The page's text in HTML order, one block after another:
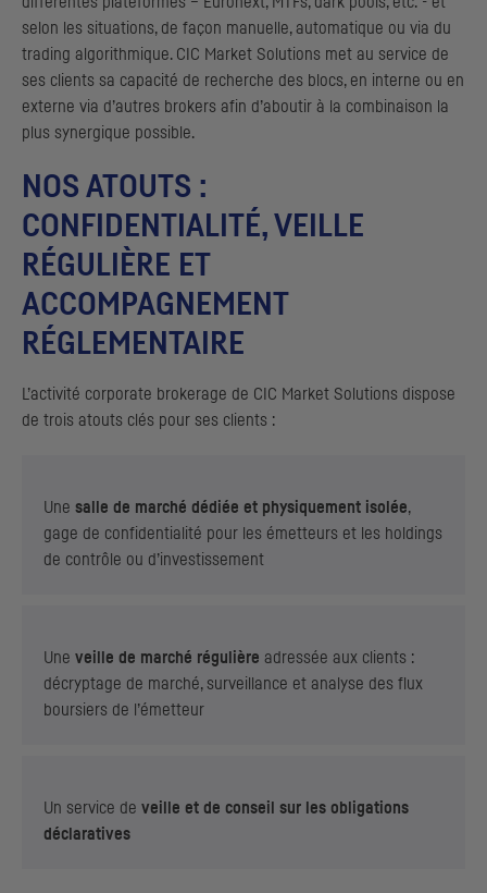
selon les situations, de façon manuelle, automatique ou via du
trading algorithmique. CIC Market Solutions met au service de
ses clients sa capacité de recherche des blocs, en interne ou en
externe via d’autres brokers afin d’aboutir à la combinaison la
plus synergique possible.
NOS ATOUTS :
CONFIDENTIALITÉ, VEILLE
RÉGULIÈRE ET
ACCOMPAGNEMENT
RÉGLEMENTAIRE
L’activité corporate brokerage de CIC Market Solutions dispose
de trois atouts clés pour ses clients :
Une salle de marché dédiée et physiquement isolée,
gage de confidentialité pour les émetteurs et les holdings
de contrôle ou d’investissement
Une veille de marché régulière adressée aux clients :
décryptage de marché, surveillance et analyse des flux
boursiers de l’émetteur
Un service de veille et de conseil sur les obligations
déclaratives